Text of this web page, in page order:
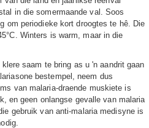
in die somermaande val. Soos
om periodieke kort droogtes te hê. Die
Winters is warm, maar in die
saam te bring as u 'n aandrit gaan
bestempel, neem dus
van malaria-draende muskiete is
en geen onlangse gevalle van malaria
gebruik van anti-malaria medisyne is